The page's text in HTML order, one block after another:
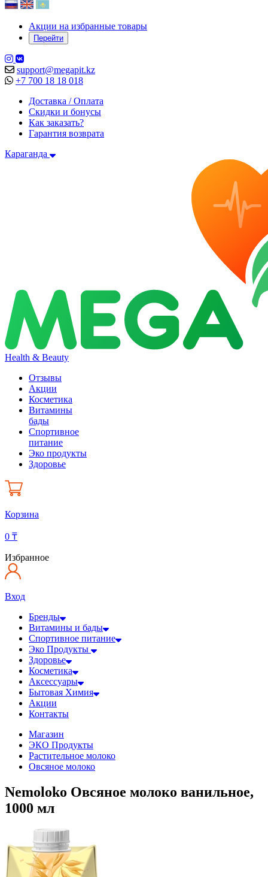
Акции на избранные товары
Перейти
support@megapit.kz
+7 700 18 18 018
Доставка / Оплата
Скидки и бонусы
Как заказать?
Гарантия возврата
Караганда
Health & Beauty
Отзывы
Акции
Косметика
Витамины
бады
Спортивное
питание
Эко продукты
Здоровье
Корзина
0 ₸
Избранное
Вход
Бренды
Витамины и бады
Спортивное питание
Эко Продукты
Здоровье
Косметика
Аксессуары
Бытовая Химия
Акции
Контакты
Магазин
ЭКО Продукты
Растительное молоко
Овсяное молоко
Nemoloko Овсяное молоко ванильное,
1000 мл